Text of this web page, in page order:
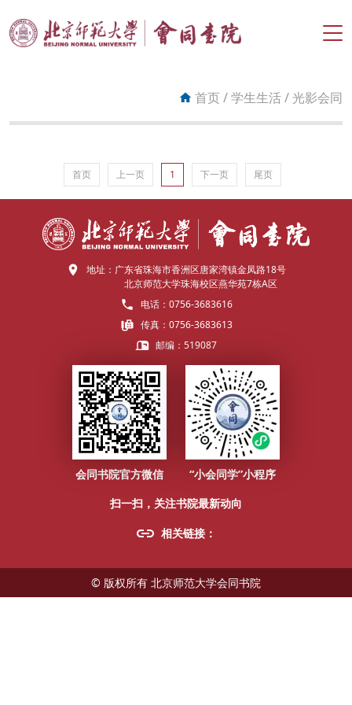
育人目标
珠海校区官网
数字京师
师大云盘
学生邮箱
首页/学生生活/ 光影会同
首页 上一页 1 下一页 尾页
地址： 广东省珠海市香洲区唐家湾镇金凤路18号
北京师范大学珠海校区燕华苑7栋A区
电话： 0756-3683616
传真： 0756-3683613
邮编： 519087
会同书院官方微信
“小会同学”小程序
扫一扫，关注书院最新动向
相关链接：
© 版权所有 北京师范大学会同书院